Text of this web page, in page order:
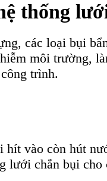
thống
các loại bụi
môi trường,
trình.
vào còn hút
lưới chắn bụi